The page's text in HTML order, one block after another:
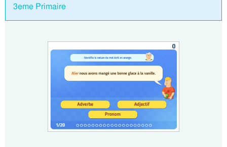
3eme Primaire